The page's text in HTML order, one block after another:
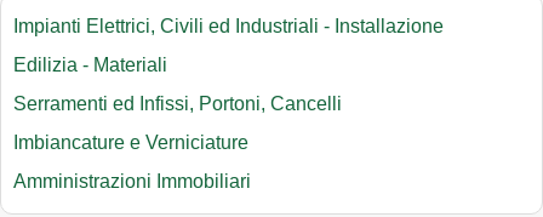
Impianti Elettrici, Civili ed Industriali - Installazione
Edilizia - Materiali
Serramenti ed Infissi, Portoni, Cancelli
Imbiancature e Verniciature
Amministrazioni Immobiliari